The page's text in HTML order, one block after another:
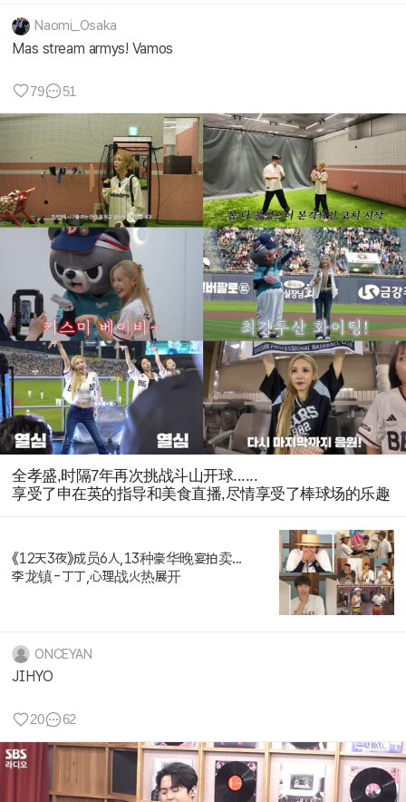
Naomi_Osaka
Mas stream armys! Vamos
79 51
全孝盛,时隔7年再次挑战斗山开球......
享受了申在英的指导和美食直播,尽情享受了棒球场的乐趣
《12天3夜》成员6人,13种豪华晚宴拍卖...
李龙镇-丁丁,心理战火热展开
ONCEYAN
JIHYO
20 62